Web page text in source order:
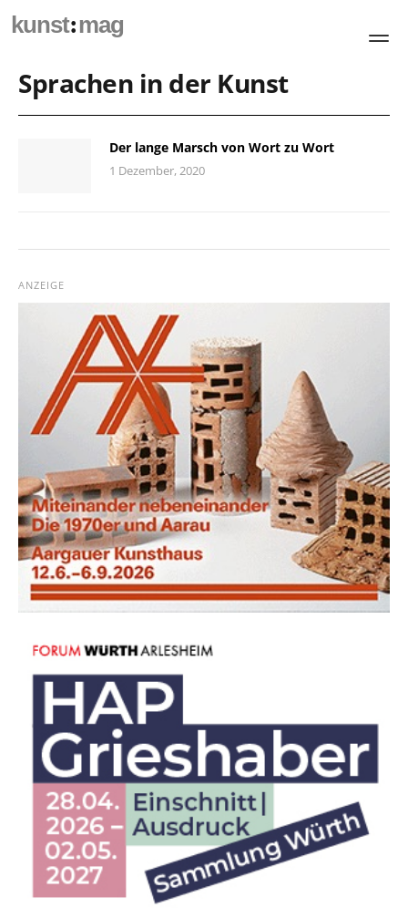
kunst:mag
Sprachen in der Kunst
Der lange Marsch von Wort zu Wort
1 Dezember, 2020
ANZEIGE